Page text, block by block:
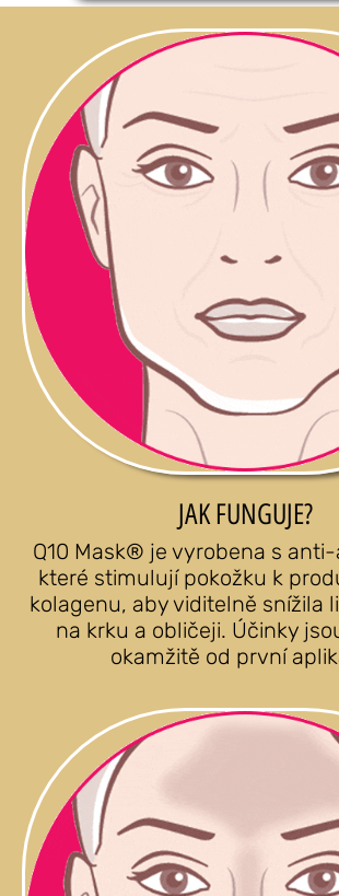
JAK FUNGUJE?
Q10 Mask® je vyrobena s
které stimulují pokožku k
kolagenu, aby viditelně snížila
na krku a obličeji. Účinky
okamžitě od první